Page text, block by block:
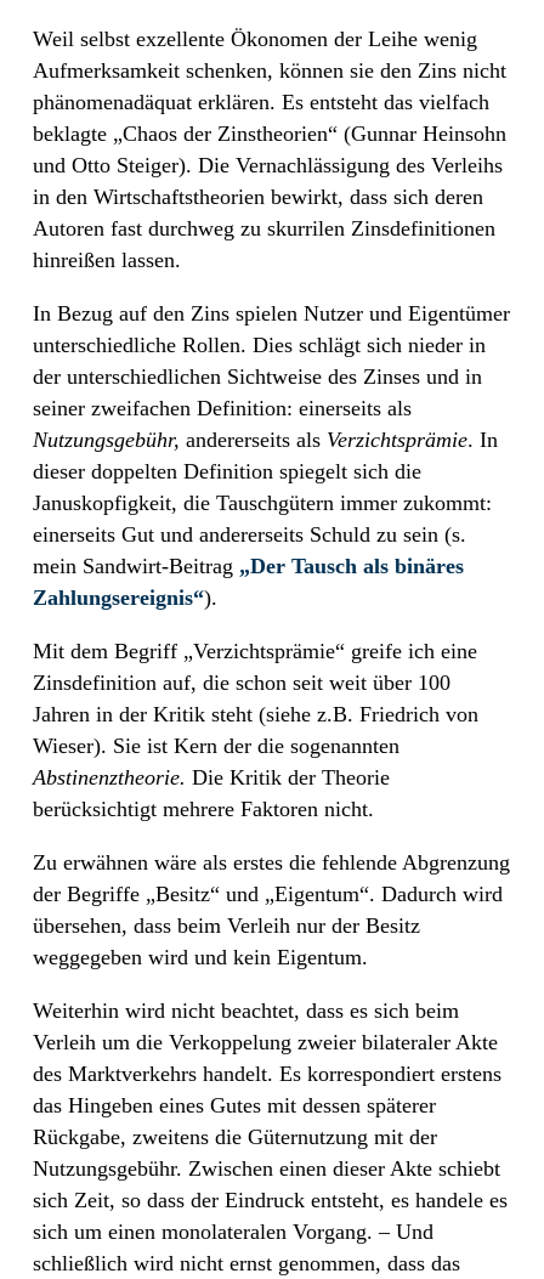
Weil selbst exzellente Ökonomen der Leihe wenig
Aufmerksamkeit schenken, können sie den Zins nicht
phänomenadäquat erklären. Es entsteht das vielfach
beklagte „Chaos der Zinstheorien“ (Gunnar Heinsohn
und Otto Steiger). Die Vernachlässigung des Verleihs
in den Wirtschaftstheorien bewirkt, dass sich deren
Autoren fast durchweg zu skurrilen Zinsdefinitionen
hinreißen lassen.
In Bezug auf den Zins spielen Nutzer und Eigentümer
unterschiedliche Rollen. Dies schlägt sich nieder in
der unterschiedlichen Sichtweise des Zinses und in
seiner zweifachen Definition: einerseits als
Nutzungsgebühr, andererseits als Verzichtsprämie. In
dieser doppelten Definition spiegelt sich die
Januskopfigkeit, die Tauschgütern immer zukommt:
einerseits Gut und andererseits Schuld zu sein (s.
mein Sandwirt-Beitrag „Der Tausch als binäres
Zahlungsereignis“).
Mit dem Begriff „Verzichtsprämie“ greife ich eine
Zinsdefinition auf, die schon seit weit über 100
Jahren in der Kritik steht (siehe z.B. Friedrich von
Wieser). Sie ist Kern der die sogenannten
Abstinenztheorie. Die Kritik der Theorie
berücksichtigt mehrere Faktoren nicht.
Zu erwähnen wäre als erstes die fehlende Abgrenzung
der Begriffe „Besitz“ und „Eigentum“. Dadurch wird
übersehen, dass beim Verleih nur der Besitz
weggegeben wird und kein Eigentum.
Weiterhin wird nicht beachtet, dass es sich beim
Verleih um die Verkoppelung zweier bilateraler Akte
des Marktverkehrs handelt. Es korrespondiert erstens
das Hingeben eines Gutes mit dessen späterer
Rückgabe, zweitens die Güternutzung mit der
Nutzungsgebühr. Zwischen einen dieser Akte schiebt
sich Zeit, so dass der Eindruck entsteht, es handele es
sich um einen monolateralen Vorgang. – Und
schließlich wird nicht ernst genommen, dass das